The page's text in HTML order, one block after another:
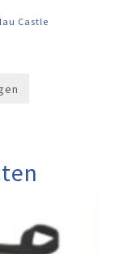
Castle